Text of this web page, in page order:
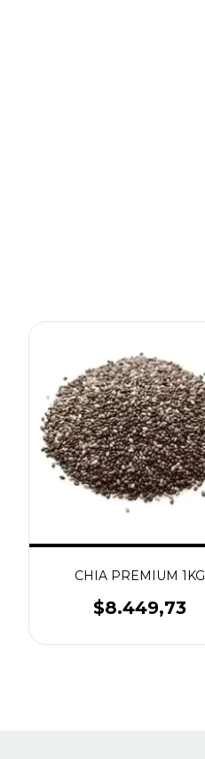
CHIA PREMIUM 1KG
$8.449,73